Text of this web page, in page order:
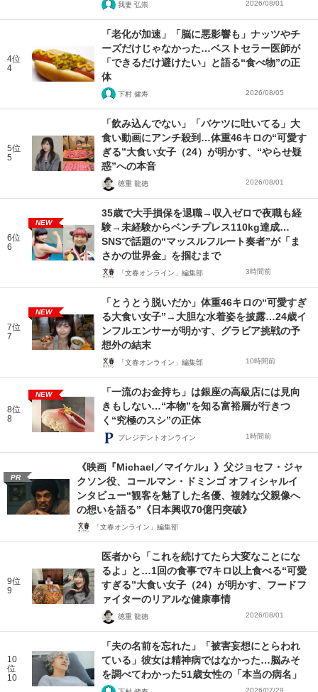
我妻 弘崇 2026/08/01
4位
4
「老化が加速」「脳に悪影響も」ナッツやチ
ーズだけじゃなかった…ベストセラー医師が
「できるだけ避けたい」と語る“食べ物”の正
体
下村 健寿 2026/08/05
5位
5
「飲み込んでない」「バケツに吐いてる」大
食い動画にアンチ殺到…体重46キロの“可愛す
ぎる”大食い女子（24）が明かす、“やらせ疑
惑”への本音
徳重 龍徳 2026/08/01
6位
6
NEW
35歳で大手損保を退職→収入ゼロで夜職も経
験→未経験からベンチプレス110kg達成…
SNSで話題の“マッスルフルート奏者”が「ま
さかの世界金」を掴むまで
「文春オンライン」編集部 3時間前
7位
7
NEW
「とうとう脱いだか」体重46キロの“可愛すぎ
る大食い女子”→大胆な水着姿を披露…24歳イ
ンフルエンサーが明かす、グラビア挑戦の予
想外の結末
「文春オンライン」編集部 10時間前
8位
8
NEW
「一流のお金持ち」は銀座の高級店には見向
きもしない…“本物”を知る富裕層が行きつ
く“究極のスシ”の正体
プレジデントオンライン 1時間前
PR
《映画『Michael／マイケル』》父ジョセフ・ジャ
クソン役、コールマン・ドミンゴ オフィシャルイ
ンタビュー“観客を魅了した名優、複雑な父親像へ
の想いを語る”《日本興収70億円突破》
「文春オンライン」編集部
9位
9
医者から「これを続けてたら大変なことにな
るよ」と…1回の食事で7キロ以上食べる“可愛
すぎる”大食い女子（24）が明かす、フードフ
ァイターのリアルな健康事情
徳重 龍徳 2026/08/01
10
位
10
「夫の名前を忘れた」「被害妄想にとらわれ
ている」彼女は精神病ではなかった…脳みそ
を調べてわかった51歳女性の「本当の病名」
2026/07/29